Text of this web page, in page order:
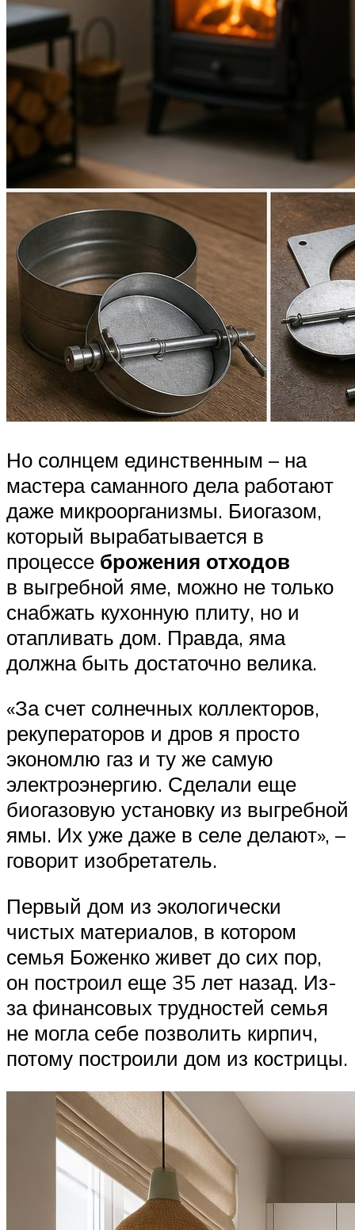
Но солнцем единственным – на
мастера саманного дела работают
даже микроорганизмы. Биогазом,
который вырабатывается в
процессе брожения отходов
в выгребной яме, можно не только
снабжать кухонную плиту, но и
отапливать дом. Правда, яма
должна быть достаточно велика.
«За счет солнечных коллекторов,
рекуператоров и дров я просто
экономлю газ и ту же самую
электроэнергию. Сделали еще
биогазовую установку из выгребной
ямы. Их уже даже в селе делают», –
говорит изобретатель.
Первый дом из экологически
чистых материалов, в котором
семья Боженко живет до сих пор,
он построил еще 35 лет назад. Из-
за финансовых трудностей семья
не могла себе позволить кирпич,
потому построили дом из кострицы.